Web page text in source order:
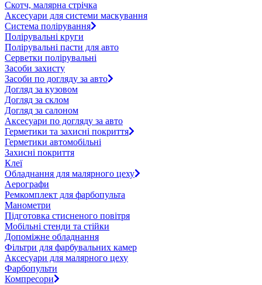
Скотч, малярна стрічка
Аксесуари для системи маскування
Система полірування
Полірувальні круги
Полірувальні пасти для авто
Серветки полірувальні
Засоби захисту
Засоби по догляду за авто
Догляд за кузовом
Догляд за склом
Догляд за салоном
Аксесуари по догляду за авто
Герметики та захисні покриття
Герметики автомобільні
Захисні покриття
Клеї
Обладнання для малярного цеху
Аерографи
Ремкомплект для фарбопульта
Манометри
Підготовка стисненого повітря
Мобільні стенди та стійки
Допоміжне обладнання
Фільтри для фарбувальних камер
Аксесуари для малярного цеху
Фарбопульти
Компресори